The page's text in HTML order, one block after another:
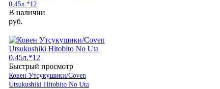
0,45л.*12
В наличии
руб.
Быстрый просмотр
Ковен Утсукушики/Coven
Utsukushiki Hitobito No Uta